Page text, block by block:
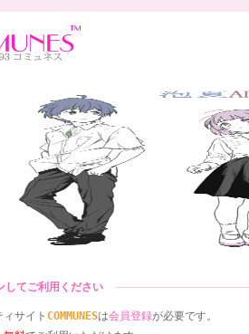
してご利用ください
ィサイト COMMUNESは会員登録が必要です。